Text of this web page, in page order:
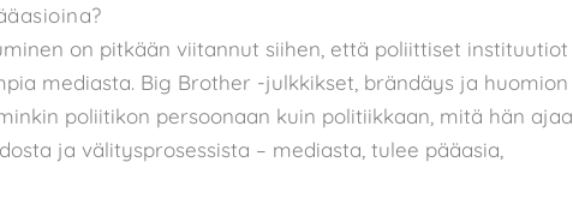
on pitkään viitannut siihen, että poliittiset instituutiot
mediasta. Big Brother -julkkikset, brändäys ja huomion
poliitikon persoonaan kuin politiikkaan, mitä hän ajaa,
ja välitysprosessista – mediasta, tulee pääasia,